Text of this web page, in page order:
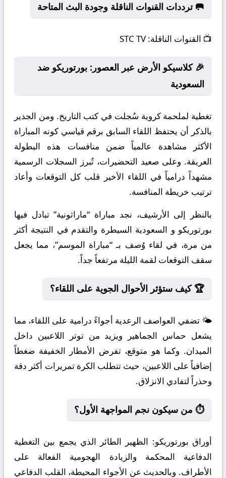
🥅 ترددات القنوات الناقلة وجودة البث المتاحة
📺 القنوات الناقلة:
🎉 كلاسيكو الأرض عبر العصور: بورتوريكو ضد
السعودية
تغطية لملحمة كروية سُجلت في كتب التاريخ. ومن الجدير
بالذكر أن يحتفظ اللقاء السابق برقم قياسي كونه المباراة
الأكثر مشاهدة عالمياً ضمن منافسات هذه البطولة
العريقة. وعلى صعيد التحضيرات، تُبرز السجلات الرسمية
مشهداً درامياً في اللقاء الأخير قلب كل التوقعات وأعاد
ترتيب خريطة المنافسة.
بالنظر إلى الأرشيف، نجد مباراة “ماراثونية” تبادل فيها
بورتوريكو و السعودية السيطرة والتقدم في النتيجة أكثر
من مرة، في لقاء وُصف بـ “مباراة الموسم”، مما يجعل
سقف التوقعات لقمة الليلة مرتفعاً جداً.
🏆 كيف ستؤثر الأحوال الجوية على اللقاء؟
🌤️ تضفي العواصف الرعدية أجواءً درامية على اللقاء، مما
يشعل حماس الجماهير ويزيد من توتر اللاعبين داخل
الميدان. وكما هو متوقع، تفرض الأمطار الخفيفة ضغطاً
إضافياً على اللاعبين، حيث تتطلب الكرة تمريرات أكثر دقة
وحذراً لتفادي الانزلاق.
⏱️ من سيكون نجم المواجهة الأول؟
أوراق بورتوريكو: الظهير الطائر الذي يجمع بين التغطية
الدفاعية المحكمة والزيادة الهجومية الفعالة على
الأطراف. وبالحديث عن الأجواء المحيطة، القلب الدفاعي